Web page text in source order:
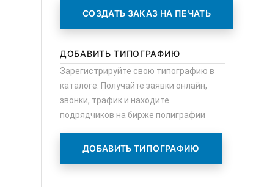
СОЗДАТЬ ЗАКАЗ НА ПЕЧАТЬ
ДОБАВИТЬ ТИПОГРАФИЮ
Зарегистрируйте свою типографию в
каталоге. Получайте заявки онлайн,
звонки, трафик и находите
подрядчиков на бирже полиграфии
ДОБАВИТЬ ТИПОГРАФИЮ